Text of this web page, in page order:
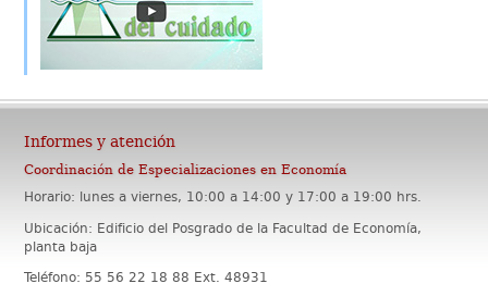
Informes y atención
Coordinación de Especializaciones en Economía
Horario: lunes a viernes, 10:00 a 14:00 y 17:00 a 19:00 hrs.
Ubicación: Edificio del Posgrado de la Facultad de Economía,
planta baja
Teléfono: 55 56 22 18 88 Ext. 48931